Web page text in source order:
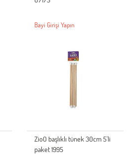
Bayi Girişi Yapın
ZioO başlıklı tünek 30cm 5'li
paket 1995